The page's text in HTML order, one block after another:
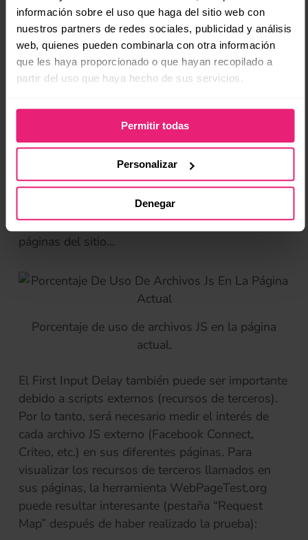
información sobre el uso que haga del sitio web con
nuestros partners de redes sociales, publicidad y análisis
web, quienes pueden combinarla con otra información
que les haya proporcionado o que hayan recopilado a
partir del uso que haya hecho de sus servicios.
Permitir todas
Personalizar
Denegar
mostrar “Show Coverage”:
La herramienta mostrará los archivos JavaScript
interpretados pero que no son útiles. Entonces
bastará con hacer las optimizaciones necesarias
para generar archivos JS por tipo de página, y por
ejemplo no llamar a un archivo JS que gestiona
un carrusel en la página de inicio para todas las
páginas del sitio…
Porcentaje de uso de archivos JS en la página
actual.
El First Input Delay también puede ser importante
debido a scripts externos (recursos de terceros).
Por lo tanto, será necesario medir el interés de
cada archivo JS externo (Facebook Connect,
Criteo, etc.) en sus diferentes páginas. Para
visualizar los recursos de terceros llamados en
sus páginas, la herramienta WebPageTest.org
puede resultar interesante (pestaña “Request
Map” después de haber realizado la prueba):